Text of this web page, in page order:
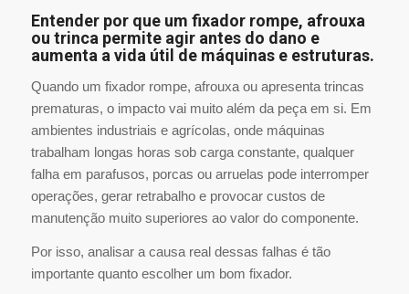
Entender por que um fixador rompe, afrouxa
ou trinca permite agir antes do dano e
aumenta a vida útil de máquinas e estruturas.
Quando um fixador rompe, afrouxa ou apresenta trincas
prematuras, o impacto vai muito além da peça em si. Em
ambientes industriais e agrícolas, onde máquinas
trabalham longas horas sob carga constante, qualquer
falha em parafusos, porcas ou arruelas pode interromper
operações, gerar retrabalho e provocar custos de
manutenção muito superiores ao valor do componente.
Por isso, analisar a causa real dessas falhas é tão
importante quanto escolher um bom fixador.